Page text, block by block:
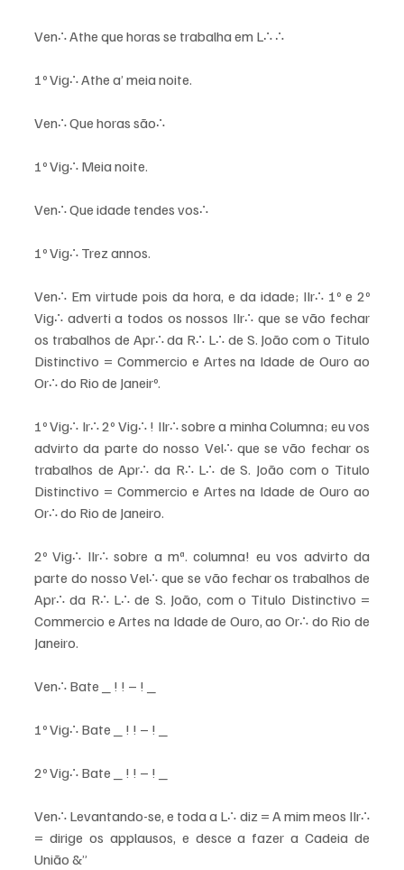
Ven∴ Athe que horas se trabalha em L∴ ∴
1º Vig∴ Athe a’ meia noite.
Ven∴ Que horas são∴
1º Vig∴ Meia noite.
Ven∴ Que idade tendes vos∴
1º Vig∴ Trez annos.
Ven∴ Em virtude pois da hora, e da idade; IIr∴ 1º e 2º
Vig∴ adverti a todos os nossos IIr∴ que se vão fechar
os trabalhos de Apr∴ da R∴ L∴ de S. João com o Titulo
Distinctivo = Commercio e Artes na Idade de Ouro ao
Or∴ do Rio de Janeirº.
1º Vig∴ Ir∴ 2º Vig∴ ! IIr∴ sobre a minha Columna; eu vos
advirto da parte do nosso Vel∴ que se vão fechar os
trabalhos de Apr∴ da R∴ L∴ de S. João com o Titulo
Distinctivo = Commercio e Artes na Idade de Ouro ao
Or∴ do Rio de Janeiro.
2º Vig∴ IIr∴ sobre a mª. columna! eu vos advirto da
parte do nosso Vel∴ que se vão fechar os trabalhos de
Apr∴ da R∴ L∴ de S. João, com o Titulo Distinctivo =
Commercio e Artes na Idade de Ouro, ao Or∴ do Rio de
Janeiro.
Ven∴ Bate _ ! ! – ! _
1º Vig∴ Bate _ ! ! – ! _
2º Vig∴ Bate _ ! ! – ! _
Ven∴ Levantando-se, e toda a L∴ diz = A mim meos IIr∴
= dirige os applausos, e desce a fazer a Cadeia de
União &”